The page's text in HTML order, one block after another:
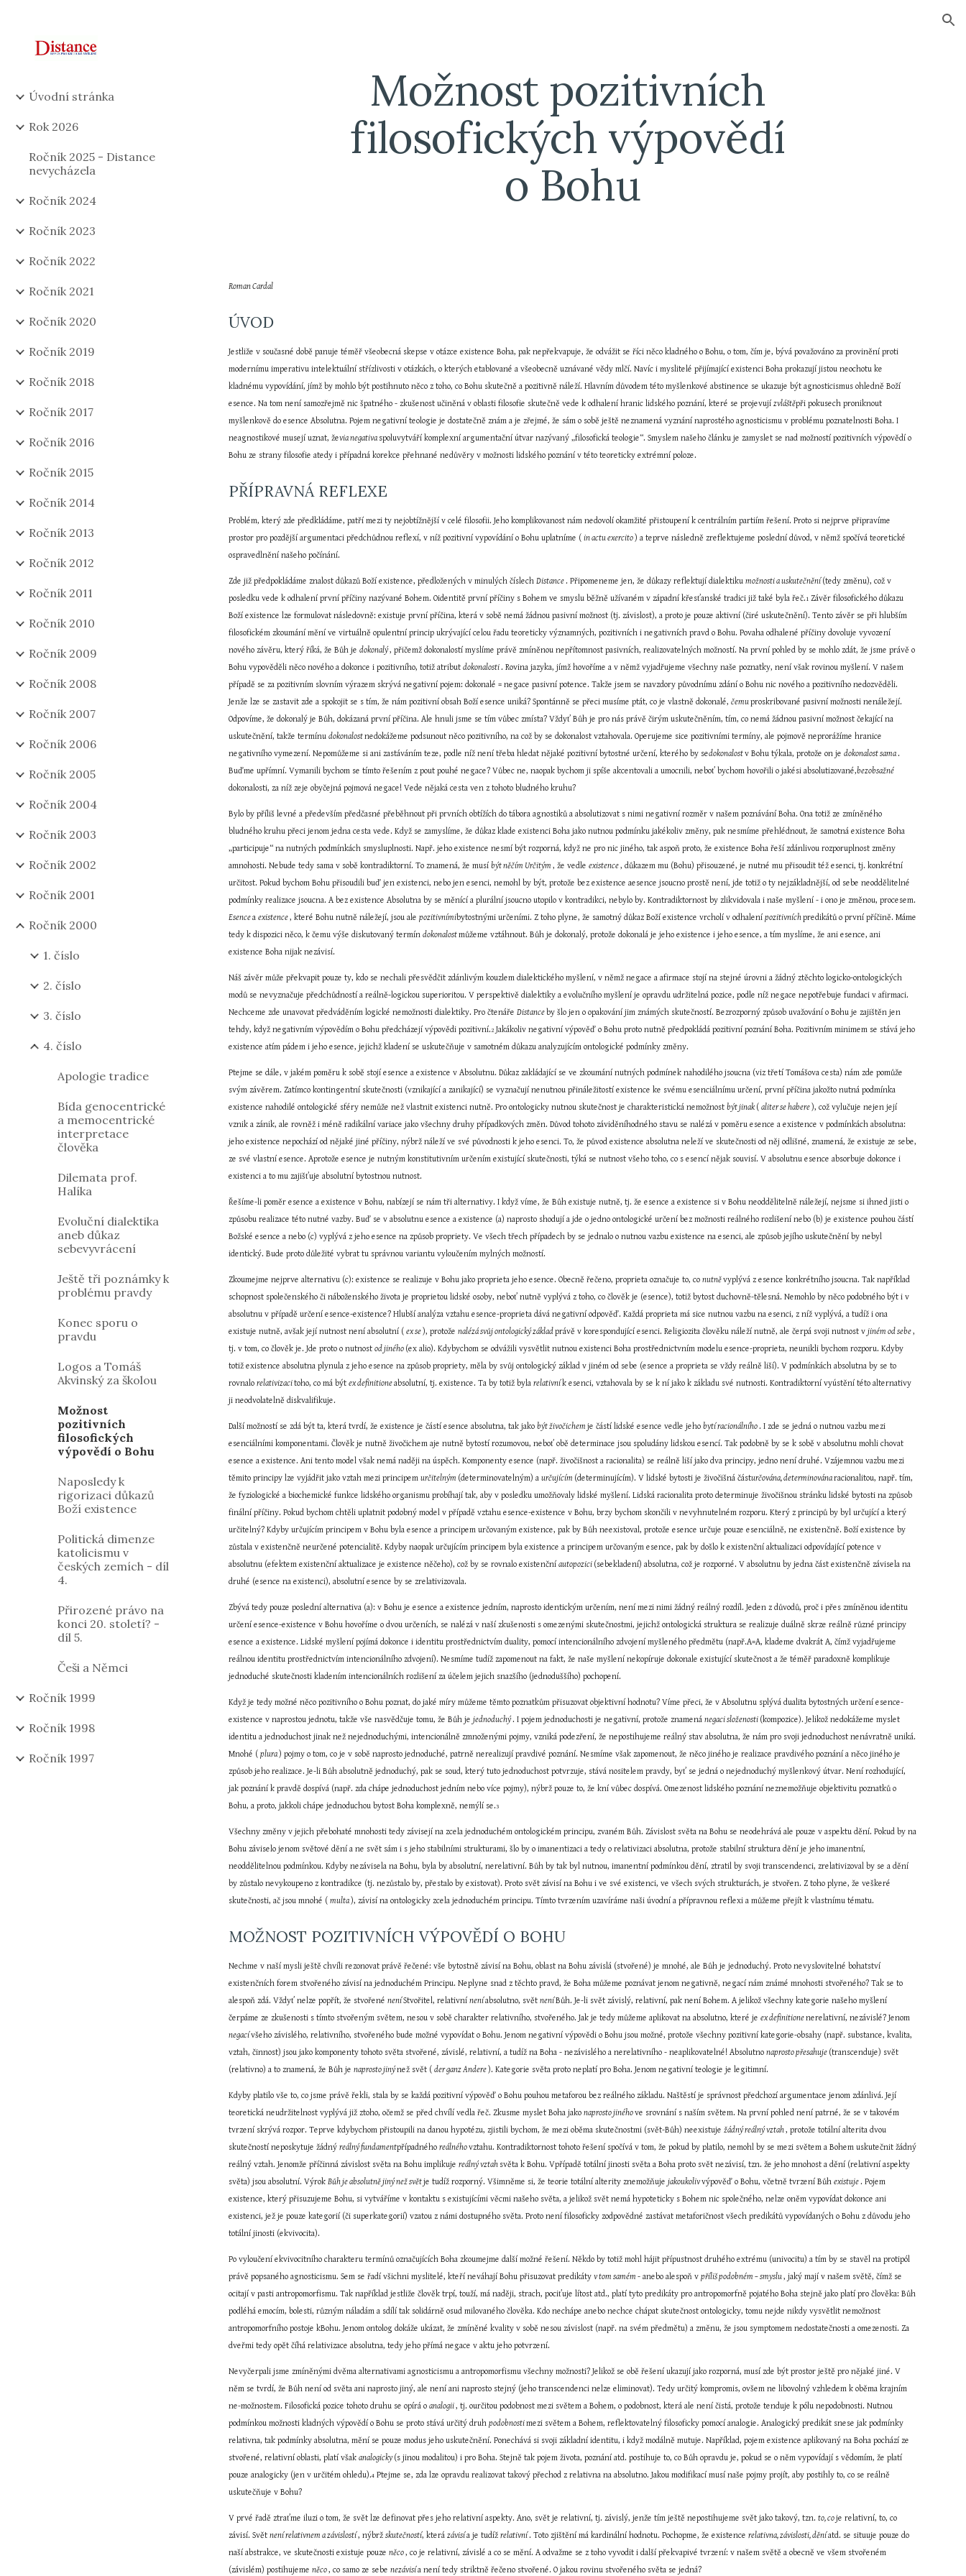
Úvodní stránka
Rok 2026
Ročník 2025 - Distance
nevycházela
Ročník 2024
Ročník 2023
Ročník 2022
Ročník 2021
Ročník 2020
Ročník 2019
Ročník 2018
Ročník 2017
Ročník 2016
Ročník 2015
Ročník 2014
Ročník 2013
Ročník 2012
Ročník 2011
Ročník 2010
Ročník 2009
Ročník 2008
Ročník 2007
Ročník 2006
Ročník 2005
Ročník 2004
Ročník 2003
Ročník 2002
Ročník 2001
Ročník 2000
1. číslo
2. číslo
3. číslo
4. číslo
Apologie tradice
Bída genocentrické
a memocentrické
interpretace
člověka
Dilemata prof.
Halíka
Evoluční dialektika
aneb důkaz
sebevyvrácení
Ještě tři poznámky k
problému pravdy
Konec sporu o
pravdu
Logos a Tomáš
Akvinský za školou
Možnost
pozitivních
filosofických
výpovědí o Bohu
Naposledy k
rigorizaci důkazů
Boží existence
Politická dimenze
katolicismu v
českých zemích - díl
4.
Přirozené právo na
konci 20. století? -
díl 5.
Češi a Němci
Ročník 1999
Ročník 1998
Ročník 1997
Možnost pozitivních
filosofických výpovědí
o Bohu
Roman Cardal
ÚVOD
Jestliže v současné době panuje téměř všeobecná skepse v otázce existence Boha, pak nepřekvapuje, že odvážit se říci něco kladného o Bohu, o tom, čím je, bývá považováno za provinění proti
modernímu imperativu intelektuální střízlivosti v otázkách, o kterých etablované a všeobecně uznávané vědy mlčí. Navíc i myslitelé přijímající existenci Boha prokazují jistou neochotu ke
kladnému vypovídání, jímž by mohlo být postihnuto něco z toho, co Bohu skutečně a pozitivně náleží. Hlavním důvodem této myšlenkové abstinence se ukazuje být agnosticismus ohledně Boží
esence. Na tom není samozřejmě nic špatného - zkušenost učiněná v oblasti filosofie skutečně vede k odhalení hranic lidského poznání, které se projevují zvláštěpři pokusech proniknout
myšlenkově do esence Absolutna. Pojem negativní teologie je dostatečně znám a je zřejmé, že sám o sobě ještě neznamená vyznání naprostého agnosticismu v problému poznatelnosti Boha. I
neagnostikové musejí uznat, ževia negativa spoluvytváří komplexní argumentační útvar nazývaný „filosofická teologie“. Smyslem našeho článku je zamyslet se nad možností pozitivních výpovědí o
Bohu ze strany filosofie atedy i případná korekce přehnané nedůvěry v možnosti lidského poznání v této teoreticky extrémní poloze.
PŘÍPRAVNÁ REFLEXE
Problém, který zde předkládáme, patří mezi ty nejobtížnější v celé filosofii. Jeho komplikovanost nám nedovolí okamžité přistoupení k centrálním partiím řešení. Proto si nejprve připravíme
prostor pro pozdější argumentaci předchůdnou reflexí, v níž pozitivní vypovídání o Bohu uplatníme ( in actu exercito ) a teprve následně zreflektujeme poslední důvod, v němž spočívá teoretické
ospravedlnění našeho počínání.
Zde již předpokládáme znalost důkazů Boží existence, předložených v minulých číslech Distance . Připomeneme jen, že důkazy reflektují dialektiku možnosti a uskutečnění (tedy změnu), což v
posledku vede k odhalení první příčiny nazývané Bohem. Oidentitě první příčiny s Bohem ve smyslu běžně užívaném v západní křesťanské tradici již také byla řeč.1 Závěr filosofického důkazu
Boží existence lze formulovat následovně: existuje první příčina, která v sobě nemá žádnou pasivní možnost (tj. závislost), a proto je pouze aktivní (čiré uskutečnění). Tento závěr se při hlubším
filosofickém zkoumání mění ve virtuálně opulentní princip ukrývající celou řadu teoreticky významných, pozitivních i negativních pravd o Bohu. Povaha odhalené příčiny dovoluje vyvození
nového závěru, který říká, že Bůh je dokonalý , přičemž dokonalostí myslíme právě zmíněnou nepřítomnost pasivních, realizovatelných možností. Na první pohled by se mohlo zdát, že jsme právě o
Bohu vypověděli něco nového a dokonce i pozitivního, totiž atribut dokonalosti . Rovina jazyka, jímž hovoříme a v němž vyjadřujeme všechny naše poznatky, není však rovinou myšlení. V našem
případě se za pozitivním slovním výrazem skrývá negativní pojem: dokonalé = negace pasivní potence. Takže jsem se navzdory původnímu zdání o Bohu nic nového a pozitivního nedozvěděli.
Jenže lze se zastavit zde a spokojit se s tím, že nám pozitivní obsah Boží esence uniká? Spontánně se přeci musíme ptát, co je vlastně dokonalé, čemu proskribované pasivní možnosti nenáležejí.
Odpovíme, že dokonalý je Bůh, dokázaná první příčina. Ale hnuli jsme se tím vůbec zmísta? Vždyť Bůh je pro nás právě čirým uskutečněním, tím, co nemá žádnou pasivní možnost čekající na
uskutečnění, takže termínu dokonalost nedokážeme podsunout něco pozitivního, na což by se dokonalost vztahovala. Operujeme sice pozitivními termíny, ale pojmově neprorážíme hranice
negativního vymezení. Nepomůžeme si ani zastáváním teze, podle níž není třeba hledat nějaké pozitivní bytostné určení, kterého by sedokonalost v Bohu týkala, protože on je dokonalost sama .
Buďme upřímní. Vymanili bychom se tímto řešením z pout pouhé negace? Vůbec ne, naopak bychom ji spíše akcentovali a umocnili, neboť bychom hovořili o jakési absolutizované,
dokonalosti, za níž zeje obyčejná pojmová negace! Vede nějaká cesta ven z tohoto bludného kruhu?
Bylo by příliš levné a především předčasné přeběhnout při prvních obtížích do tábora agnostiků a absolutizovat s nimi negativní rozměr v našem poznávání Boha. Ona totiž ze zmíněného
bludného kruhu přeci jenom jedna cesta vede. Když se zamyslíme, že důkaz klade existenci Boha jako nutnou podmínku jakékoliv změny, pak nesmíme přehlédnout, že samotná existence Boha
„participuje“ na nutných podmínkách smysluplnosti. Např. jeho existence nesmí být rozporná, když ne pro nic jiného, tak aspoň proto, že existence Boha řeší zdánlivou rozporuplnost změny
amnohosti. Nebude tedy sama v sobě kontradiktorní. To znamená, že musí být něčím Určitým , že vedle existence , důkazem mu (Bohu) přisouzené, je nutné mu přisoudit též esenci, tj. konkrétní
určitost. Pokud bychom Bohu přisoudili buď jen existenci, nebo jen esenci, nemohl by být, protože bez existence aesence jsoucno prostě není, jde totiž o ty nejzákladnější, od sebe neoddělitelné
Esence a existence , které Bohu nutně náležejí, jsou ale pozitivnímibytostnými určeními. Z toho plyne, že samotný důkaz Boží existence vrcholí v odhalení pozitivních predikátů o první příčině. Máme
tedy k dispozici něco, k čemu výše diskutovaný termín dokonalost můžeme vztáhnout. Bůh je dokonalý, protože dokonalá je jeho existence i jeho esence, a tím myslíme, že ani esence, ani
existence Boha nijak nezávisí.
Náš závěr může překvapit pouze ty, kdo se nechali přesvědčit zdánlivým kouzlem dialektického myšlení, v němž negace a afirmace stojí na stejné úrovni a žádný ztěchto logicko-ontologických
modů se nevyznačuje předchůdností a reálně-logickou superioritou. V perspektivě dialektiky a evolučního myšlení je opravdu udržitelná pozice, podle níž negace nepotřebuje fundaci v afirmaci.
Nechceme zde unavovat předváděním logické nemožnosti dialektiky. Pro čtenáře Distance by šlo jen o opakování jim známých skutečností. Bezrozporný způsob uvažování o Bohu je zajištěn jen
tehdy, když negativním výpovědím o Bohu předcházejí výpovědi pozitivní.2 Jakákoliv negativní výpověď o Bohu proto nutně předpokládá pozitivní poznání Boha. Pozitivním minimem se stává jeho
existence atím pádem i jeho esence, jejichž kladení se uskutečňuje v samotném důkazu analyzujícím ontologické podmínky změny.
Ptejme se dále, v jakém poměru k sobě stojí esence a existence v Absolutnu. Důkaz zakládající se ve zkoumání nutných podmínek nahodilého jsoucna (viz třetí Tomášova cesta) nám zde pomůže
svým závěrem. Zatímco kontingentní skutečnosti (vznikající a zanikající) se vyznačují nenutnou přináležitostí existence ke svému esenciálnímu určení, první příčina jakožto nutná podmínka
existence nahodilé ontologické sféry nemůže než vlastnit existenci nutně. Pro ontologicky nutnou skutečnost je charakteristická nemožnost být jinak ( aliter se habere ), což vylučuje nejen její
vznik a zánik, ale rovněž i méně radikální variace jako všechny druhy případkových změn. Důvod tohoto záviděníhodného stavu se nalézá v poměru esence a existence v podmínkách absolutna:
jeho existence nepochází od nějaké jiné příčiny, nýbrž náleží ve své původnosti k jeho esenci. To, že původ existence absolutna neleží ve skutečnosti od něj odlišné, znamená, že existuje ze sebe,
ze své vlastní esence. Aprotože esence je nutným konstitutivním určením existující skutečnosti, týká se nutnost všeho toho, co s esencí nějak souvisí. V absolutnu esence absorbuje dokonce i
existenci a to mu zajišťuje absolutní bytostnou nutnost.
Řešíme-li poměr esence a existence v Bohu, nabízejí se nám tři alternativy. I když víme, že Bůh existuje nutně, tj. že esence a existence si v Bohu neoddělitelně náležejí, nejsme si ihned jisti o
způsobu realizace této nutné vazby. Buď se v absolutnu esence a existence (a) naprosto shodují a jde o jedno ontologické určení bez možnosti reálného rozlišení nebo (b) je existence pouhou částí
Božské esence a nebo (c) vyplývá z jeho esence na způsob propriety. Ve všech třech případech by se jednalo o nutnou vazbu existence na esenci, ale způsob jejího uskutečnění by nebyl
identický. Bude proto důležité vybrat tu správnou variantu vyloučením mylných možností.
Zkoumejme nejprve alternativu (c): existence se realizuje v Bohu jako proprieta jeho esence. Obecně řečeno, proprieta označuje to, co nutně vyplývá z esence konkrétního jsoucna. Tak například
schopnost společenského či náboženského života je proprietou lidské osoby, neboť nutně vyplývá z toho, co člověk je (esence), totiž bytost duchovně-tělesná. Nemohlo by něco podobného být i v
absolutnu v případě určení esence-existence? Hlubší analýza vztahu esence-proprieta dává negativní odpověď. Každá proprieta má sice nutnou vazbu na esenci, z níž vyplývá, a tudíž i ona
existuje nutně, avšak její nutnost není absolutní ( ex se ), protože nalézá svůj ontologický základ právě v korespondující esenci. Religiozita člověku náleží nutně, ale čerpá svoji nutnost v jiném od sebe ,
tj. v tom, co člověk je. Jde proto o nutnost od jiného (ex alio). Kdybychom se odvážili vysvětlit nutnou existenci Boha prostřednictvním modelu esence-proprieta, neunikli bychom rozporu. Kdyby
totiž existence absolutna plynula z jeho esence na způsob propriety, měla by svůj ontologický základ v jiném od sebe (esence a proprieta se vždy reálně liší). V podmínkách absolutna by se to
rovnalo relativizaci toho, co má být ex definitione absolutní, tj. existence. Ta by totiž byla relativní k esenci, vztahovala by se k ní jako k základu své nutnosti. Kontradiktorní vyústění této alternativy
ji neodvolatelně diskvalifikuje.
Další možností se zdá být ta, která tvrdí, že existence je částí esence absolutna, tak jako být živočichem je částí lidské esence vedle jeho bytí racionálního . I zde se jedná o nutnou vazbu mezi
esenciálními komponentami. Člověk je nutně živočichem aje nutně bytostí rozumovou, neboť obě determinace jsou spoludány lidskou esencí. Tak podobně by se k sobě v absolutnu mohli chovat
esence a existence. Ani tento model však nemá naději na úspěch. Komponenty esence (např. živočišnost a racionalita) se reálně liší jako dva principy, jedno není druhé. Vzájemnou vazbu mezi
těmito principy lze vyjádřit jako vztah mezi principem určitelným (determinovatelným) a určujícím (determinujícím). V lidské bytosti je živočišná částurčována, determinována racionalitou, např. tím,
že fyziologické a biochemické funkce lidského organismu probíhají tak, aby v posledku umožňovaly lidské myšlení. Lidská racionalita proto determinuje živočišnou stránku lidské bytosti na způsob
finální příčiny. Pokud bychom chtěli uplatnit podobný model v případě vztahu esence-existence v Bohu, brzy bychom skončili v nevyhnutelném rozporu. Který z principů by byl určující a který
určitelný? Kdyby určujícím principem v Bohu byla esence a principem určovaným existence, pak by Bůh neexistoval, protože esence určuje pouze esenciálně, ne existenčně. Boží existence by
zůstala v existenčně neurčené potencialitě. Kdyby naopak určujícím principem byla existence a principem určovaným esence, pak by došlo k existenční aktualizaci odpovídající potence v
absolutnu (efektem existenční aktualizace je existence něčeho), což by se rovnalo existenční autopozici (sebekladení) absolutna, což je rozporné. V absolutnu by jedna část existenčně závisela na
druhé (esence na existenci), absolutní esence by se zrelativizovala.
Zbývá tedy pouze poslední alternativa (a): v Bohu je esence a existence jedním, naprosto identickým určením, není mezi nimi žádný reálný rozdíl. Jeden z důvodů, proč i přes zmíněnou identitu
určení esence-existence v Bohu hovoříme o dvou určeních, se nalézá v naší zkušenosti s omezenými skutečnostmi, jejichž ontologická struktura se realizuje duálně skrze reálně různé principy
esence a existence. Lidské myšlení pojímá dokonce i identitu prostřednictvím duality, pomocí intencionálního zdvojení myšleného předmětu (např.A=A, klademe dvakrát A, čímž vyjadřujeme
reálnou identitu prostřednictvím intencionálního zdvojení). Nesmíme tudíž zapomenout na fakt, že naše myšlení nekopíruje dokonale existující skutečnost a že téměř paradoxně komplikuje
jednoduché skutečnosti kladením intencionálních rozlišení za účelem jejich snazšího (jednoduššího) pochopení.
Když je tedy možné něco pozitivního o Bohu poznat, do jaké míry můžeme těmto poznatkům přisuzovat objektivní hodnotu? Víme přeci, že v Absolutnu splývá dualita bytostných určení esence-
existence v naprostou jednotu, takže vše nasvědčuje tomu, že Bůh je jednoduchý . I pojem jednoduchosti je negativní, protože znamená negaci složenosti (kompozice). Jelikož nedokážeme myslet
identitu a jednoduchost jinak než nejednoduchými, intencionálně zmnoženými pojmy, vzniká podezření, že nepostihujeme reálný stav absolutna, že nám pro svoji jednoduchost nenávratně uniká.
Mnohé ( plura ) pojmy o tom, co je v sobě naprosto jednoduché, patrně nerealizují pravdivé poznání. Nesmíme však zapomenout, že něco jiného je realizace pravdivého poznání a něco jiného je
způsob jeho realizace. Je-li Bůh absolutně jednoduchý, pak se soud, který tuto jednoduchost potvrzuje, stává nositelem pravdy, byť se jedná o nejednoduchý myšlenkový útvar. Není rozhodující,
jak poznání k pravdě dospívá (např. zda chápe jednoduchost jedním nebo více pojmy), nýbrž pouze to, že kní vůbec dospívá. Omezenost lidského poznání neznemožňuje objektivitu poznatků o
Bohu, a proto, jakkoli chápe jednoduchou bytost Boha komplexně, nemýlí se.3
Všechny změny v jejich přebohaté mnohosti tedy závisejí na zcela jednoduchém ontologickém principu, zvaném Bůh. Závislost světa na Bohu se neodehrává ale pouze v aspektu dění. Pokud by na
Bohu záviselo jenom světové dění a ne svět sám i s jeho stabilními strukturami, šlo by o imanentizaci a tedy o relativizaci absolutna, protože stabilní struktura dění je jeho imanentní,
neoddělitelnou podmínkou. Kdyby nezávisela na Bohu, byla by absolutní, nerelativní. Bůh by tak byl nutnou, imanentní podmínkou dění, ztratil by svoji transcendenci, zrelativizoval by se a dění
by zůstalo nevykoupeno z kontradikce (tj. nezůstalo by, přestalo by existovat). Proto svět závisí na Bohu i ve své existenci, ve všech svých strukturách, je stvořen. Z toho plyne, že veškeré
skutečnosti, ač jsou mnohé ( multa ), závisí na ontologicky zcela jednoduchém principu. Tímto tvrzením uzavíráme naši úvodní a přípravnou reflexi a můžeme přejít k vlastnímu tématu.
MOŽNOST POZITIVNÍCH VÝPOVĚDÍ O BOHU
Nechme v naší mysli ještě chvíli rezonovat právě řečené: vše bytostně závisí na Bohu, oblast na Bohu závislá (stvořené) je mnohé, ale Bůh je jednoduchý. Proto nevyslovitelné bohatství
existenčních forem stvořeného závisí na jednoduchém Principu. Neplyne snad z těchto pravd, že Boha můžeme poznávat jenom negativně, negací nám známé mnohosti stvořeného? Tak se to
alespoň zdá. Vždyť nelze popřít, že stvořené není Stvořitel, relativní není absolutno, svět není Bůh. Je-li svět závislý, relativní, pak není Bohem. A jelikož všechny kategorie našeho myšlení
čerpáme ze zkušenosti s tímto stvořeným světem, nesou v sobě charakter relativního, stvořeného. Jak je tedy můžeme aplikovat na absolutno, které je ex definitione
negací všeho závislého, relativního, stvořeného bude možné vypovídat o Bohu. Jenom negativní výpovědi o Bohu jsou možné, protože všechny pozitivní kategorie-obsahy (např. substance, kvalita,
vztah, činnost) jsou jako komponenty tohoto světa stvořené, závislé, relativní, a tudíž na Boha - nezávislého a nerelativního - neaplikovatelné! Absolutno naprosto přesahuje (transcenduje) svět
(relativno) a to znamená, že Bůh je naprosto jiný než svět ( der ganz Andere ). Kategorie světa proto neplatí pro Boha. Jenom negativní teologie je legitimní.
Kdyby platilo vše to, co jsme právě řekli, stala by se každá pozitivní výpověď o Bohu pouhou metaforou bez reálného základu. Naštěstí je správnost předchozí argumentace jenom zdánlivá. Její
teoretická neudržitelnost vyplývá již ztoho, očemž se před chvílí vedla řeč. Zkusme myslet Boha jako naprosto jiného ve srovnání s naším světem. Na první pohled není patrné, že se v takovém
tvrzení skrývá rozpor. Teprve kdybychom přistoupili na danou hypotézu, zjistili bychom, že mezi oběma skutečnostmi (svět-Bůh) neexistuje žádný reálný vztah , protože totální alterita dvou
skutečností neposkytuje žádný reálný fundamentpřípadného reálného vztahu. Kontradiktornost tohoto řešení spočívá v tom, že pokud by platilo, nemohl by se mezi světem a Bohem uskutečnit žádný
reálný vztah. Jenomže příčinná závislost světa na Bohu implikuje reálný vztah světa k Bohu. Vpřípadě totální jinosti světa a Boha proto svět nezávisí, tzn. že jeho mnohost a dění (relativní aspekty
světa) jsou absolutní. Výrok Bůh je absolutně jiný než svět je tudíž rozporný. Všimněme si, že teorie totální alterity znemožňuje jakoukoliv výpověď o Bohu, včetně tvrzení Bůh existuje . Pojem
existence, který přisuzujeme Bohu, si vytváříme v kontaktu s existujícími věcmi našeho světa, a jelikož svět nemá hypoteticky s Bohem nic společného, nelze oněm vypovídat dokonce ani
existenci, jež je pouze kategorií (či superkategorií) vzatou z námi dostupného světa. Proto není filosoficky zodpovědné zastávat metaforičnost všech predikátů vypovídaných o Bohu z důvodu jeho
totální jinosti (ekvivocita).
Po vyloučení ekvivocitního charakteru termínů označujících Boha zkoumejme další možné řešení. Někdo by totiž mohl hájit přípustnost druhého extrému (univocitu) a tím by se stavěl na protipól
právě popsaného agnosticismu. Sem se řadí všichni myslitelé, kteří neváhají Bohu přisuzovat predikáty v tom samém - anebo alespoň v příliš podobném – smyslu , jaký mají v našem světě, čímž se
ocitají v pasti antropomorfismu. Tak například jestliže člověk trpí, touží, má naději, strach, pociťuje lítost atd., platí tyto predikáty pro antropomorfně pojatého Boha stejně jako platí pro člověka: Bůh
podléhá emocím, bolesti, různým náladám a sdílí tak solidárně osud milovaného člověka. Kdo nechápe anebo nechce chápat skutečnost ontologicky, tomu nejde nikdy vysvětlit nemožnost
antropomorfního postoje kBohu. Jenom ontolog dokáže ukázat, že zmíněné kvality v sobě nesou závislost (např. na svém předmětu) a změnu, že jsou symptomem nedostatečnosti a omezenosti. Za
dveřmi tedy opět číhá relativizace absolutna, tedy jeho přímá negace v aktu jeho potvrzení.
Nevyčerpali jsme zmíněnými dvěma alternativami agnosticismu a antropomorfismu všechny možnosti? Jelikož se obě řešení ukazují jako rozporná, musí zde být prostor ještě pro nějaké jiné. V
něm se tvrdí, že Bůh není od světa ani naprosto jiný, ale není ani naprosto stejný (jeho transcendenci nelze eliminovat). Tedy určitý kompromis, ovšem ne libovolný vzhledem k oběma krajním
ne-možnostem. Filosofická pozice tohoto druhu se opírá o analogii , tj. ourčitou podobnost mezi světem a Bohem, o podobnost, která ale není čistá, protože tenduje k pólu nepodobnosti. Nutnou
podmínkou možnosti kladných výpovědí o Bohu se proto stává určitý druh podobnosti mezi světem a Bohem, reflektovatelný filosoficky pomocí analogie. Analogický predikát snese jak podmínky
relativna, tak podmínky absolutna, mění se pouze modus jeho uskutečnění. Ponechává si svoji základní identitu, i když modálně mutuje. Například, pojem existence aplikovaný na Boha pochází ze
stvořené, relativní oblasti, platí však analogicky (s jinou modalitou) i pro Boha. Stejně tak pojem života, poznání atd. postihuje to, co Bůh opravdu je, pokud se o něm vypovídají s vědomím, že platí
pouze analogicky (jen v určitém ohledu).4 Ptejme se, zda lze opravdu realizovat takový přechod z relativna na absolutno. Jakou modifikací musí naše pojmy projít, aby postihly to, co se reálně
uskutečňuje v Bohu?
V prvé řadě ztraťme iluzi o tom, že svět lze definovat přes jeho relativní aspekty. Ano, svět je relativní, tj. závislý, jenže tím ještě nepostihujeme svět jako takový, tzn. to, co je relativní, to, co
závisí. Svět není relativnem a závislostí , nýbrž skutečností, která závisí a je tudíž relativní . Toto zjištění má kardinální hodnotu. Pochopme, že existence relativna, závislosti, dění atd. se situuje pouze do
naší abstrakce, ve skutečnosti existuje pouze něco , co je relativní, závislé a co se mění. A odvažme se z toho vyvodit i další překvapivé tvrzení: v našem světě a obecně ve všem stvořeném
(závislém) postihujeme něco , co samo ze sebe nezávisí a není tedy striktně řečeno stvořené. O jakou rovinu stvořeného světa se jedná?